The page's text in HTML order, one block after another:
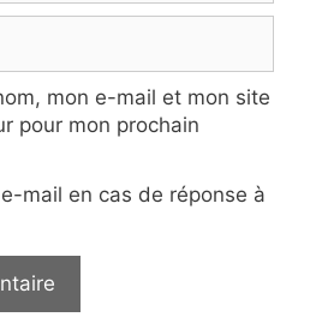
mon e-mail et mon site
pour mon prochain
mail en cas de réponse à